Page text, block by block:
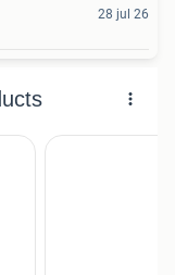
28 jul 26